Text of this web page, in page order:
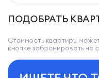
ПОДОБРАТЬ
Стоимость квартиры
кнопке забронировать на